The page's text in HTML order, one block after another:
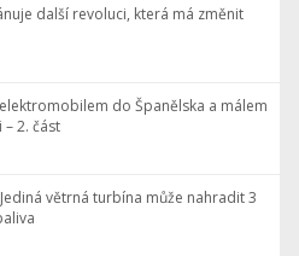
další revoluci, která má změnit
do Španělska a málem
2. část
větrná turbína může nahradit 3